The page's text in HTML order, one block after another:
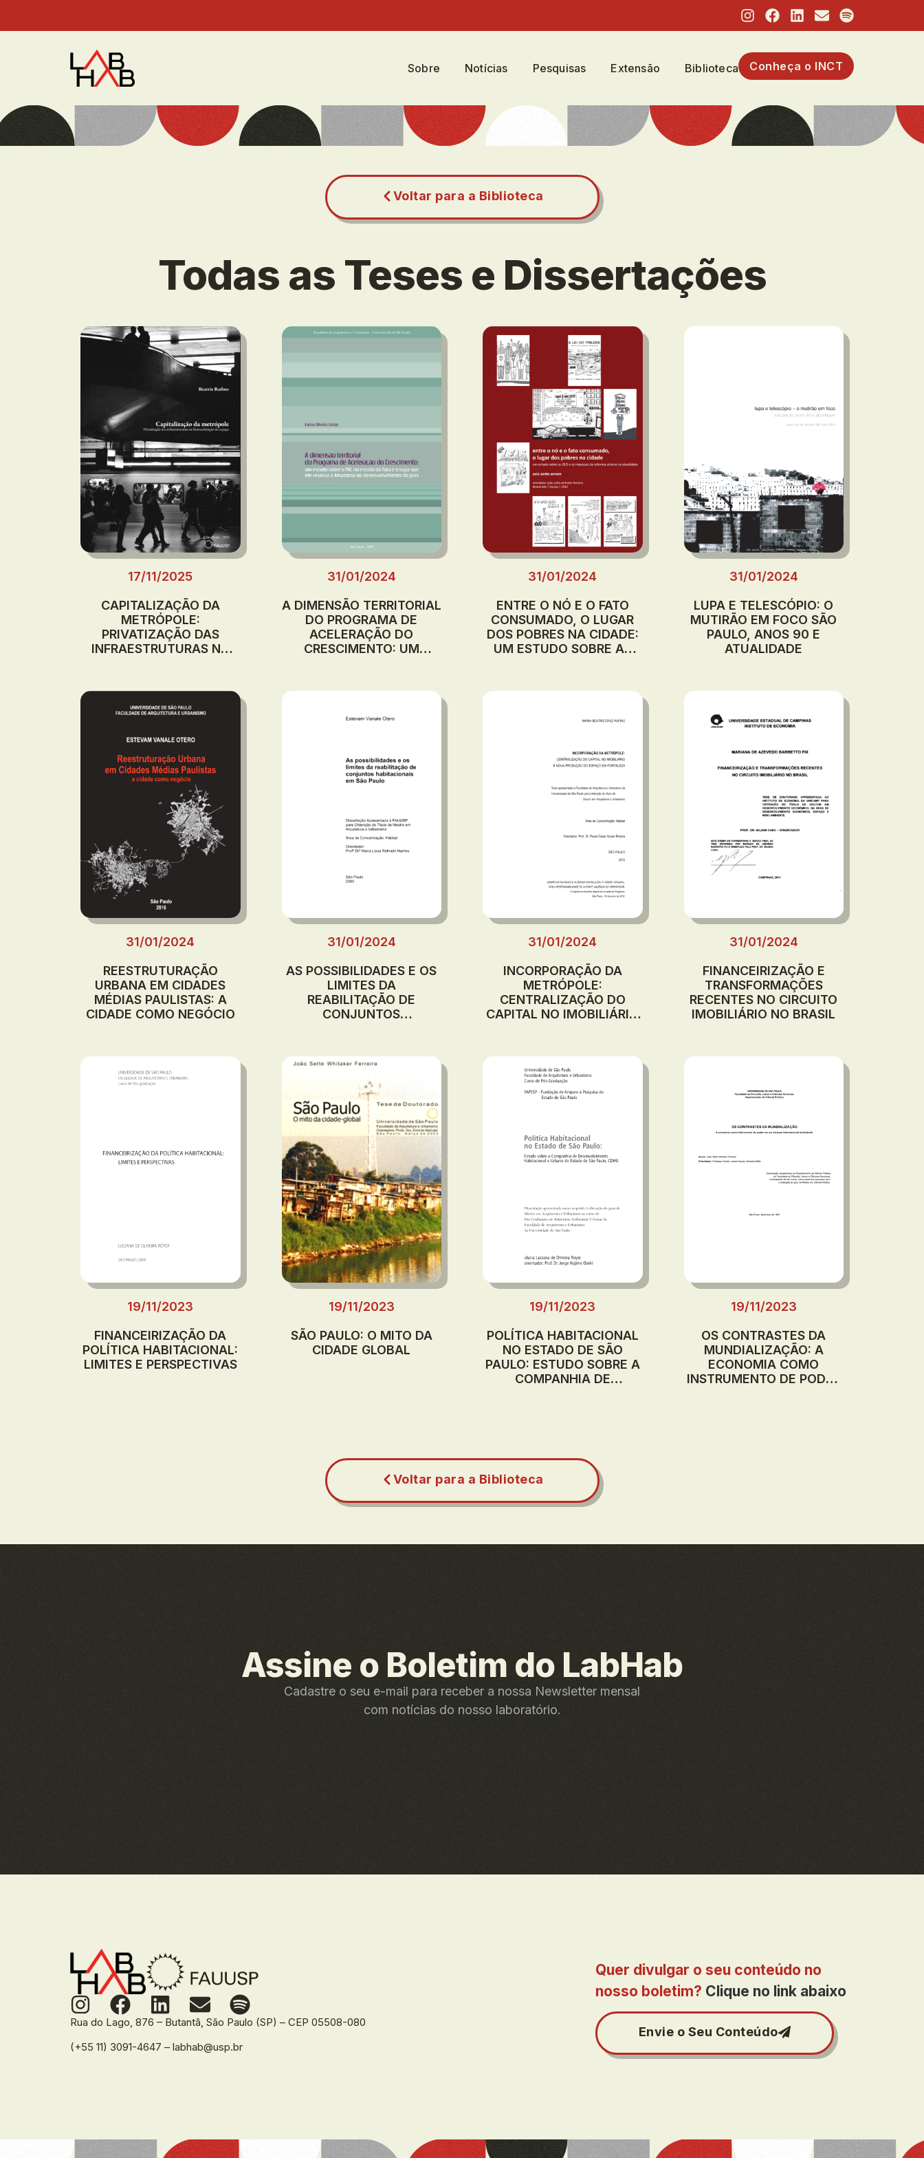
Sobre Notícias Pesquisas Extensão Biblioteca Conheça o INCT
Voltar para a Biblioteca
Todas as Teses e Dissertações
17/11/2025
CAPITALIZAÇÃO DA
METRÓPOLE:
PRIVATIZAÇÃO DAS
INFRAESTRUTURAS NA
31/01/2024
A DIMENSÃO TERRITORIAL
DO PROGRAMA DE
ACELERAÇÃO DO
CRESCIMENTO: UM
LUGAR QUE ELE RESERVA
DESENVOLVIMENTO DO
31/01/2024
ENTRE O NÓ E O FATO
CONSUMADO, O LUGAR
DOS POBRES NA CIDADE:
UM ESTUDO SOBRE AS
ATUALIDADE
31/01/2024
LUPA E TELESCÓPIO: O
MUTIRÃO EM FOCO SÃO
PAULO, ANOS 90 E
ATUALIDADE
31/01/2024
REESTRUTURAÇÃO
URBANA EM CIDADES
MÉDIAS PAULISTAS: A
CIDADE COMO NEGÓCIO
31/01/2024
AS POSSIBILIDADES E OS
LIMITES DA
REABILITAÇÃO DE
CONJUNTOS
31/01/2024
INCORPORAÇÃO DA
METRÓPOLE:
CENTRALIZAÇÃO DO
CAPITAL NO IMOBILIÁRIO
31/01/2024
FINANCEIRIZAÇÃO E
TRANSFORMAÇÕES
RECENTES NO CIRCUITO
IMOBILIÁRIO NO BRASIL
19/11/2023
FINANCEIRIZAÇÃO DA
POLÍTICA HABITACIONAL:
LIMITES E PERSPECTIVAS
19/11/2023
SÃO PAULO: O MITO DA
CIDADE GLOBAL
19/11/2023
POLÍTICA HABITACIONAL
NO ESTADO DE SÃO
PAULO: ESTUDO SOBRE A
COMPANHIA DE
19/11/2023
OS CONTRASTES DA
MUNDIALIZAÇÃO: A
ECONOMIA COMO
INSTRUMENTO DE PODER
Voltar para a Biblioteca
Assine o Boletim do LabHab
Cadastre o seu e-mail para receber a nossa Newsletter mensal
com notícias do nosso laboratório.
Rua do Lago, 876 – Butantã, São Paulo (SP) – CEP 05508-080
(+55 11) 3091-4647 – labhab@usp.br
Quer divulgar o seu conteúdo no
nosso boletim? Clique no link abaixo
Envie o Seu Conteúdo